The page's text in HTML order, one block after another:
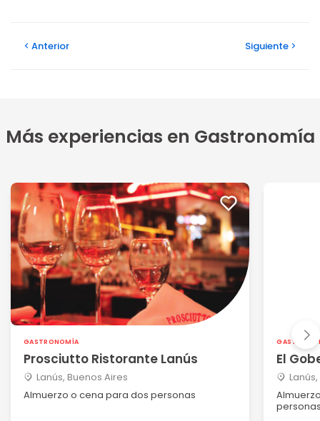
Anterior Siguiente
Más experiencias en Gastronomía
GASTRONOMÍA
Prosciutto Ristorante Lanús
Lanús, Buenos Aires
Almuerzo o cena para dos personas
El